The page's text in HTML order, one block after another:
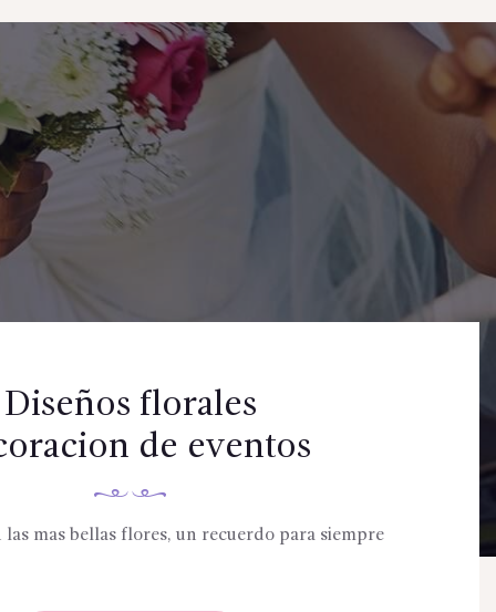
Diseños florales
de eventos
las mas bellas flores, un recuerdo para siempre